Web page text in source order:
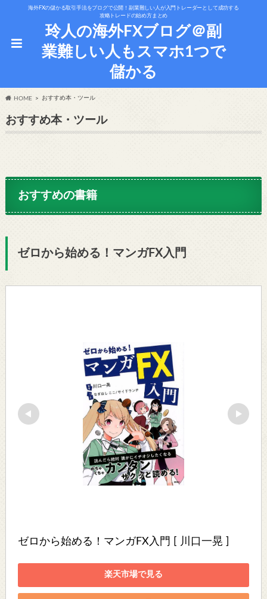
海外FXの儲かる取引手法をブログで公開！副業難しい人が入門トレーダーとして成功する
攻略トレードの始め方まとめ
玲人の海外FXブログ＠副
業難しい人もスマホ1つで
儲かる
HOME おすすめ本・ツール
おすすめ本・ツール
おすすめの書籍
ゼロから始める！マンガFX入門
ゼロから始める！マンガFX入門 [ 川口一晃 ]
楽天市場で見る